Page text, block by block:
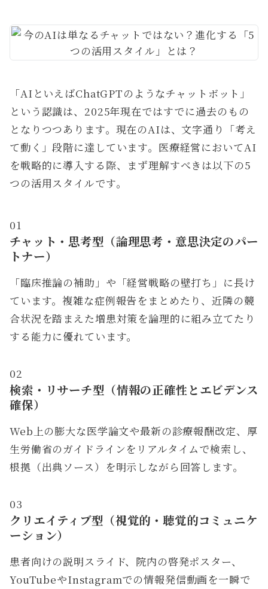
「AIといえばChatGPTのようなチャットボット」
という認識は、2025年現在ではすでに過去のもの
となりつつあります。現在のAIは、文字通り「考え
て動く」段階に達しています。医療経営においてAI
を戦略的に導入する際、まず理解すべきは以下の5
つの活用スタイルです。
01
チャット・思考型（論理思考・意思決定のパー
トナー）
「臨床推論の補助」や「経営戦略の壁打ち」に長け
ています。複雑な症例報告をまとめたり、近隣の競
合状況を踏まえた増患対策を論理的に組み立てたり
する能力に優れています。
02
検索・リサーチ型（情報の正確性とエビデンス
確保）
Web上の膨大な医学論文や最新の診療報酬改定、厚
生労働省のガイドラインをリアルタイムで検索し、
根拠（出典ソース）を明示しながら回答します。
03
クリエイティブ型（視覚的・聴覚的コミュニケ
ーション）
患者向けの説明スライド、院内の啓発ポスター、
YouTubeやInstagramでの情報発信動画を一瞬で